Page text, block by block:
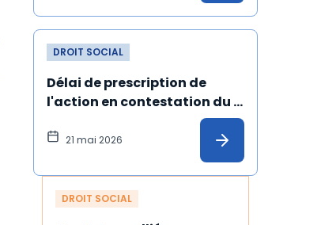
DROIT SOCIAL
Délai de prescription de
l'action en contestation du
licenciement fondée sur un
harcèlement moral :
21 mai 2026
DROIT SOCIAL